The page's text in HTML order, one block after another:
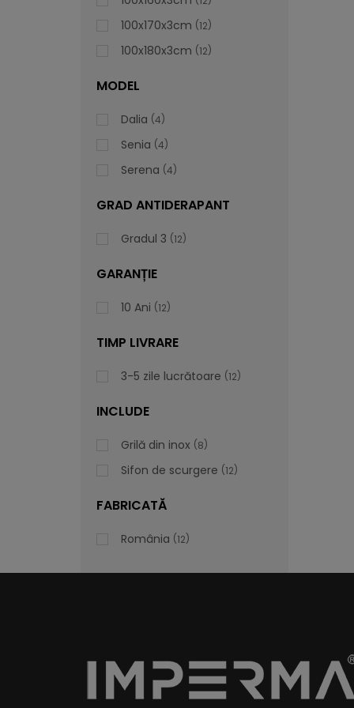
100x170x3cm 12
100x180x3cm 12
MODEL
Dalia 4
Senia 4
Serena 4
GRAD ANTIDERAPANT
Gradul 3 12
GARANȚIE
10 Ani 12
TIMP LIVRARE
3-5 zile lucrătoare 12
INCLUDE
Grilă din inox 8
Sifon de scurgere 12
FABRICATĂ
România 12